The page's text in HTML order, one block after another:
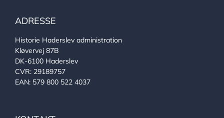
ADRESSE
Historie Haderslev administration
Kløvervej 87B
DK-6100 Haderslev
CVR: 29189757
EAN: 579 800 522 4037